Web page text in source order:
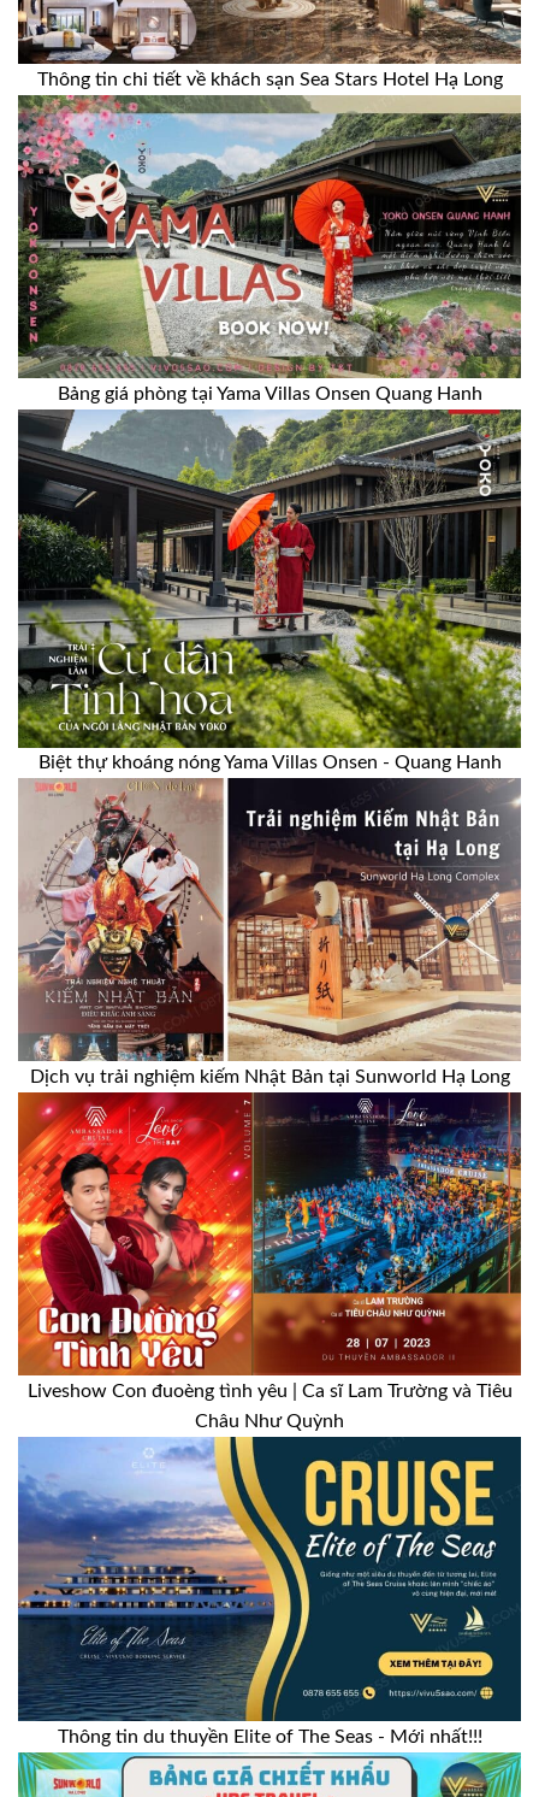
Thông tin chi tiết về khách sạn Sea Stars Hotel Hạ Long
Bảng giá phòng tại Yama Villas Onsen Quang Hanh
Biệt thự khoáng nóng Yama Villas Onsen - Quang Hanh
Dịch vụ trải nghiệm kiếm Nhật Bản tại Sunworld Hạ Long
Liveshow Con đuoèng tình yêu | Ca sĩ Lam Trường và Tiêu
Châu Như Quỳnh
Thông tin du thuyền Elite of The Seas - Mới nhất!!!